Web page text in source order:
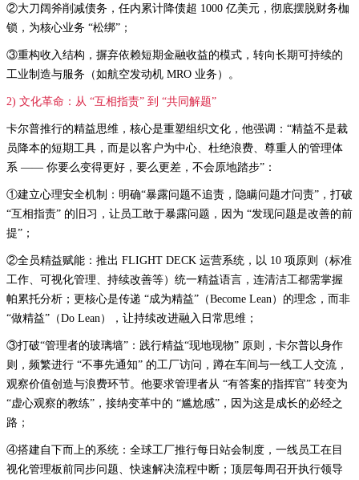
②大刀阔斧削减债务，任内累计降债超 1000 亿美元，彻底摆脱财务枷
锁，为核心业务 “松绑”；
③重构收入结构，摒弃依赖短期金融收益的模式，转向长期可持续的
工业制造与服务（如航空发动机 MRO 业务）。
2) 文化革命：从 “互相指责” 到 “共同解题”
卡尔普推行的精益思维，核心是重塑组织文化，他强调：“精益不是裁
员降本的短期工具，而是以客户为中心、杜绝浪费、尊重人的管理体
系 —— 你要么变得更好，要么更差，不会原地踏步”：
①建立心理安全机制：明确“暴露问题不追责，隐瞒问题才问责”，打破
“互相指责” 的旧习，让员工敢于暴露问题，因为 “发现问题是改善的前
提”；
②全员精益赋能：推出 FLIGHT DECK 运营系统，以 10 项原则（标准
工作、可视化管理、持续改善等）统一精益语言，连清洁工都需掌握
帕累托分析；更核心是传递 “成为精益”（Become Lean）的理念，而非
“做精益”（Do Lean），让持续改进融入日常思维；
③打破“管理者的玻璃墙”：践行精益“现地现物” 原则，卡尔普以身作
则，频繁进行 “不事先通知” 的工厂访问，蹲在车间与一线工人交流，
观察价值创造与浪费环节。他要求管理者从 “有答案的指挥官” 转变为
“虚心观察的教练”，接纳变革中的 “尴尬感”，因为这是成长的必经之
路；
④搭建自下而上的系统：全球工厂推行每日站会制度，一线员工在目
视化管理板前同步问题、快速解决流程中断；顶层每周召开执行领导